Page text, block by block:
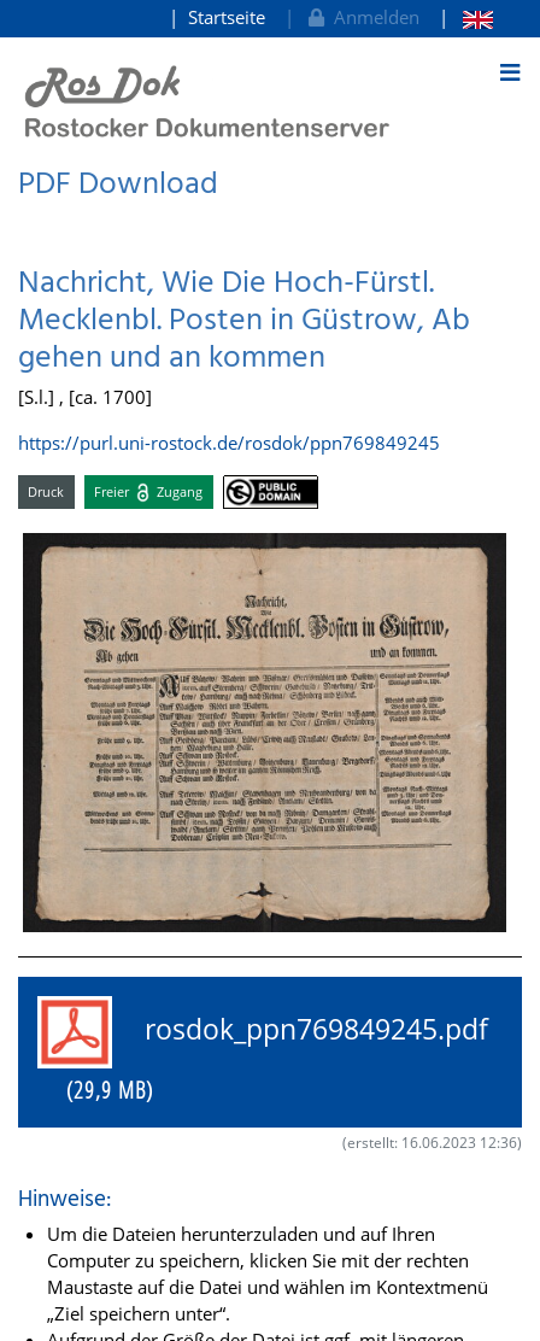
zum Inhalt
Startseite Anmelden
PDF Download
Nachricht, Wie Die Hoch-Fürstl.
Mecklenbl. Posten in Güstrow, Ab
gehen und an kommen
[S.l.] , [ca. 1700]
https://purl.uni-rostock.de/rosdok/ppn769849245
Druck Freier Zugang
rosdok_ppn769849245.pdf
(29,9 MB)
(erstellt: 16.06.2023 12:36)
Hinweise:
Um die Dateien herunterzuladen und auf Ihren
Computer zu speichern, klicken Sie mit der rechten
Maustaste auf die Datei und wählen im Kontextmenü
„Ziel speichern unter“.